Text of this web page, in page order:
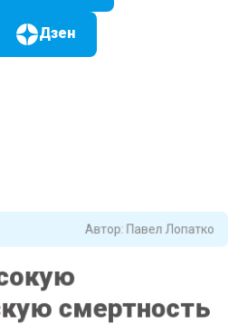
Дзен
смертность
в